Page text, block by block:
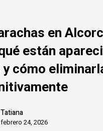
en
están
y cómo
Tatiana
febrero 24, 2026